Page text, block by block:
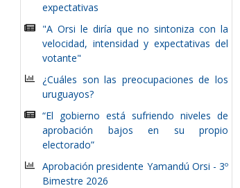
expectativas
"A Orsi le diría que no sintoniza con la
velocidad, intensidad y expectativas del
votante"
¿Cuáles son las preocupaciones de los
uruguayos?
“El gobierno está sufriendo niveles de
aprobación bajos en su propio
electorado”
Aprobación presidente Yamandú Orsi - 3º
Bimestre 2026